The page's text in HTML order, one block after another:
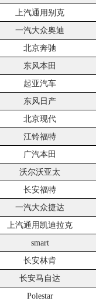
上汽通用别克
一汽大众奥迪
北京奔驰
东风本田
起亚汽车
东风日产
北京现代
江铃福特
广汽本田
沃尔沃亚太
长安福特
一汽大众捷达
上汽通用凯迪拉克
smart
长安林肯
长安马自达
Polestar